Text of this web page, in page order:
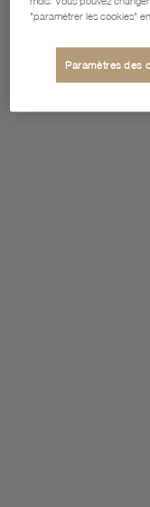
"paramétrer les cookies"
Paramètres des